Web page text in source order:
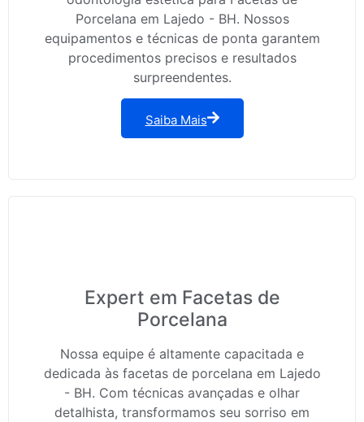
Porcelana em Lajedo - BH. Nossos
equipamentos e técnicas de ponta garantem
procedimentos precisos e resultados
surpreendentes.
Saiba Mais
Expert em Facetas de
Porcelana
Nossa equipe é altamente capacitada e
dedicada às facetas de porcelana em Lajedo
- BH. Com técnicas avançadas e olhar
detalhista, transformamos seu sorriso em